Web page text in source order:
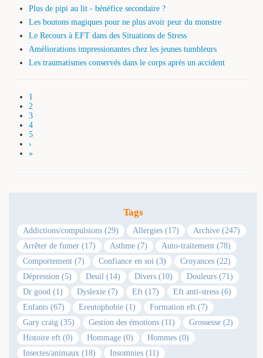
Plus de pipi au lit - bénéfice secondaire ?
Les boutons magiques pour ne plus avoir peur du monstre
Le Recours à EFT dans des Situations de Stress
Améliorations impressionantes chez les jeunes tumbleurs
Les traumatismes conservés dans le corps après un accident
1
2
3
4
5
›
»
Tags
Addictions/compulsions (29) Allergies (17)
Archive (247)
Arrêter de fumer (17)
Asthme (7)
Auto-traitement (78)
Comportement (7)
Confiance en soi (3)
Croyances (22)
Dépression (5)
Deuil (14) Divers (10)
Douleurs (71)
Dr good (1)
Dyslexie (7) Eft (17)
Eft anti-stress (6)
Enfants (67)
Ereutophobie (1)
Formation eft (7)
Gary craig (35)
Gestion des émotions (11)
Grossesse (2)
Histoire eft (0)
Hommage (0)
Hommes (0)
Insectes/animaux (18)
Insomnies (11)